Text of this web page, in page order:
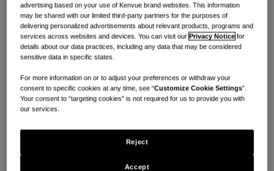
子どもたちには、宿題、サッカーの試合、サイエンスフェア、
そして時には数え切れないほどの医者の診察など、コミットメ
ントがつきものです。学校やスポーツ活動は事前に予定されて
いますが、病気は予告なしに訪れます。
CDCによると、2019年だけでも、25%以上の子どもが救急
ケアセンターや診療所で1回以上診察を受けました 。長年にわ
たり、米国の子供たちが医師の診察を受ける最も一般的な原因
。実際、誰もが耳の感染症にかかる可能
advertising based on your use of Kenvue brand websites. This information
may be shared with our limited third-party partners for the purposes of
delivering personalized advertisements about relevant products, programs and
services across websites and devices. You can visit ourPrivacy Notice for
details about our data practices, including any data that may be considered
sensitive data in specific states.
For more information on or to adjust your preferences or withdraw your
consent to specific cookies at any time, see “Customize Cookie Settings”.
Your consent to “targeting cookies” is not required for us to provide you with
our services.
Reject
Accept